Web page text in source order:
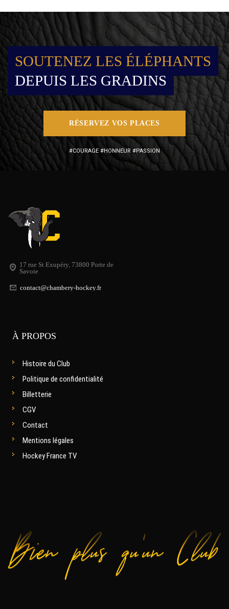
SOUTENEZ LES ÉLÉPHANTS
DEPUIS LES GRADINS
RÉSERVEZ VOS PLACES
#COURAGE #HONNEUR #PASSION
17 rue St Exupéry, 73800 Porte de
Savoie
contact@chambery-hockey.fr
À PROPOS
Histoire du Club
Politique de confidentialité
Billetterie
CGV
Contact
Mentions légales
Hockey France TV